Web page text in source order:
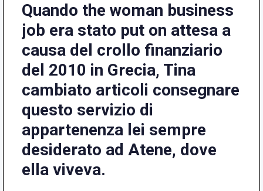
Quando the woman business
job era stato put on attesa a
causa del crollo finanziario
del 2010 in Grecia, Tina
cambiato articoli consegnare
questo servizio di
appartenenza lei sempre
desiderato ad Atene, dove
ella viveva.